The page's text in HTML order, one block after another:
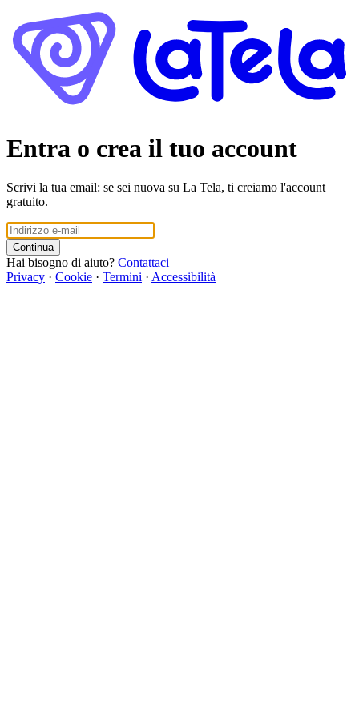
Entra o crea il tuo account
Scrivi la tua email: se sei nuova su La Tela, ti creiamo l'account
gratuito.
Continua
Hai bisogno di aiuto? Contattaci
Privacy · Cookie · Termini · Accessibilità